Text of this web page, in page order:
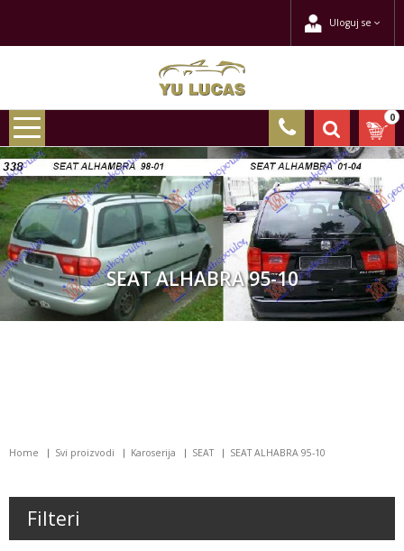
Uloguj se
0
SEAT ALHABRA 95-10
Home Svi proizvodi Karoserija SEAT SEAT ALHABRA 95-10
Filteri